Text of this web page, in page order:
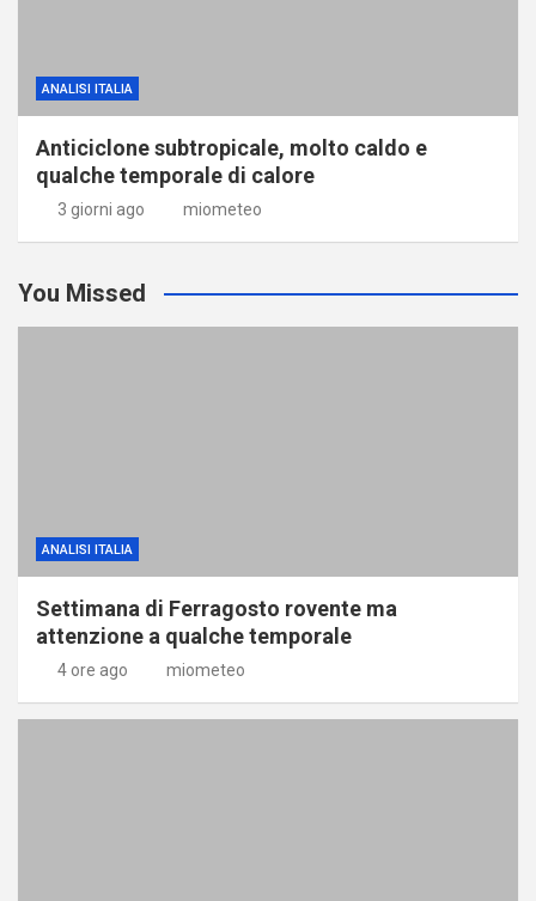
ANALISI ITALIA
Anticiclone subtropicale, molto caldo e
qualche temporale di calore
3 giorni ago miometeo
You Missed
ANALISI ITALIA
Settimana di Ferragosto rovente ma
attenzione a qualche temporale
4 ore ago miometeo